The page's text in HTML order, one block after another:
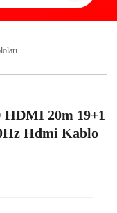
20m 19+1
Hdmi Kablo